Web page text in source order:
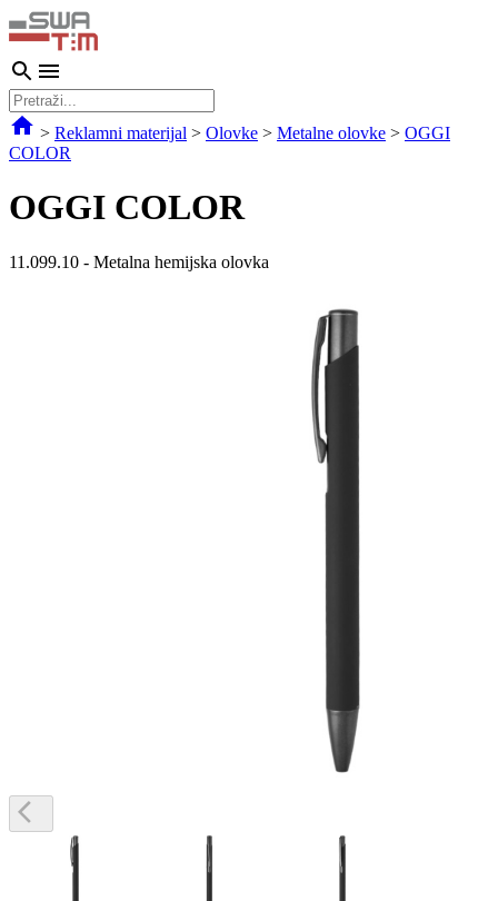
> Reklamni materijal > Olovke > Metalne olovke > OGGI
COLOR
OGGI COLOR
11.099.10 - Metalna hemijska olovka